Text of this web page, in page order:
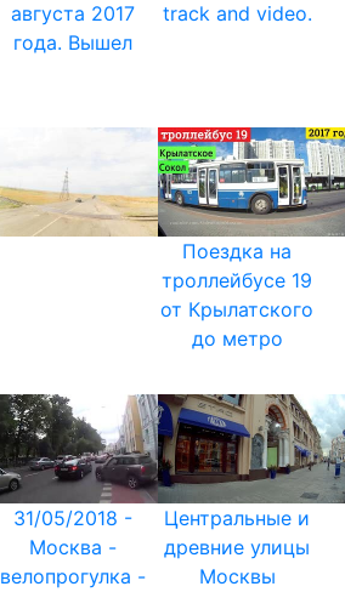
августа 2017
года. Вышел
track and video.
Поездка на
троллейбусе 19
от Крылатского
до метро
31/05/2018 -
Москва -
велопрогулка -
Центральные и
древние улицы
Москвы